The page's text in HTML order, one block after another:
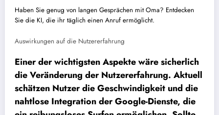
Haben Sie genug von langen Gesprächen mit Oma? Entdecken
Sie die KI, die ihr täglich einen Anruf ermöglicht.
Auswirkungen auf die Nutzererfahrung
Einer der wichtigsten Aspekte wäre sicherlich
die Veränderung der Nutzererfahrung. Aktuell
schätzen Nutzer die Geschwindigkeit und die
nahtlose Integration der Google-Dienste, die